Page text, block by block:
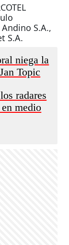
S.A.,
S.A.
niega la
Topic
radares
medio